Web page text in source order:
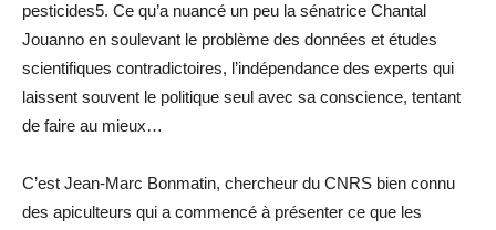
pesticides5. Ce qu’a nuancé un peu la sénatrice Chantal
Jouanno en soulevant le problème des données et études
scientifiques contradictoires, l’indépendance des experts qui
laissent souvent le politique seul avec sa conscience, tentant
de faire au mieux…
C’est Jean-Marc Bonmatin, chercheur du CNRS bien connu
des apiculteurs qui a commencé à présenter ce que les